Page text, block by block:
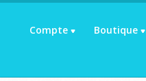
Compte Boutique